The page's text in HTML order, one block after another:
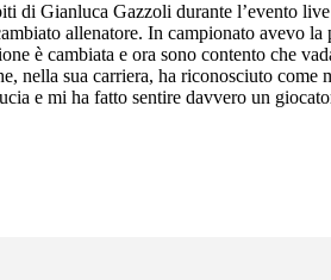
di Gianluca Gazzoli durante l’evento
allenatore. In campionato
è cambiata e ora sono contento che
nella sua carriera, ha riconosciuto
e mi ha fatto sentire davvero un